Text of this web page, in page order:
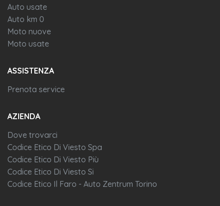
Auto usate
Auto km 0
Moto nuove
Moto usate
ASSISTENZA
Prenota service
AZIENDA
Dove trovarci
Codice Etico Di Viesto Spa
Codice Etico Di Viesto Più
Codice Etico Di Viesto Si
Codice Etico Il Faro - Auto Zentrum Torino